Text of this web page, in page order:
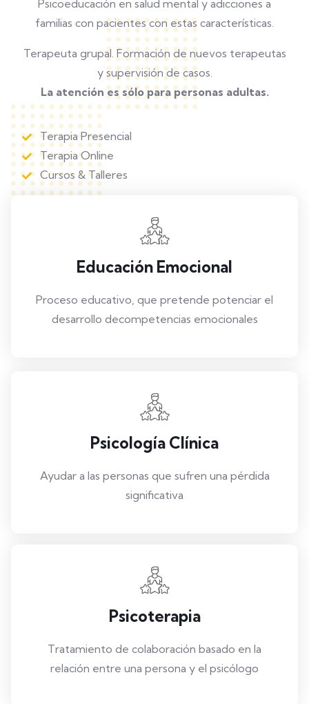
Psicoeducación en salud mental y adicciones a
familias con pacientes con estas características.
Terapeuta grupal. Formación de nuevos terapeutas
y supervisión de casos.
La atención es sólo para personas adultas.
Terapia Presencial
Terapia Online
Cursos & Talleres
Educación Emocional
Proceso educativo, que pretende potenciar el
desarrollo decompetencias emocionales
Psicología Clínica
Ayudar a las personas que sufren una pérdida
significativa
Psicoterapia
Tratamiento de colaboración basado en la
relación entre una persona y el psicólogo